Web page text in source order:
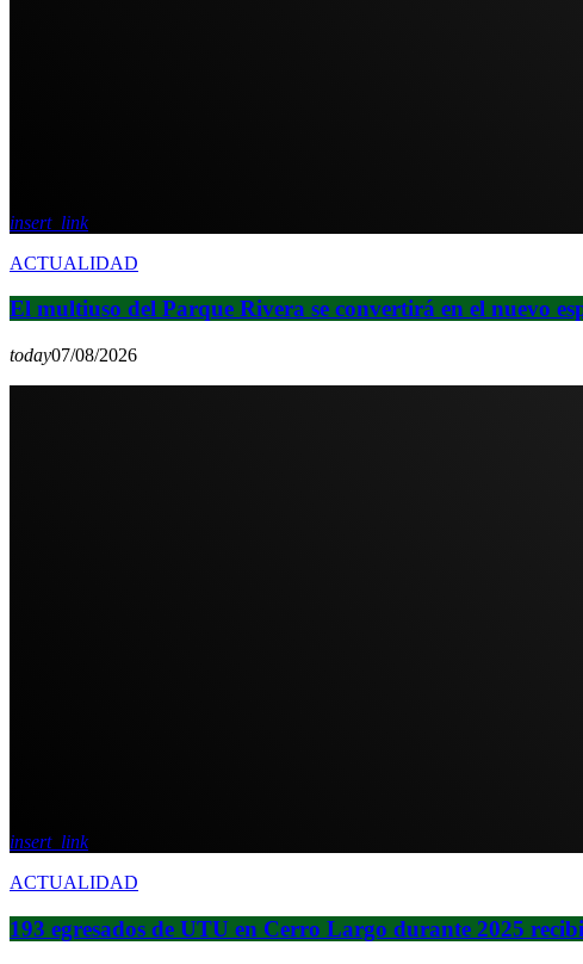
insert_link
ACTUALIDAD
El multiuso del Parque Rivera se convertirá en el nuevo
today07/08/2026
insert_link
ACTUALIDAD
193 egresados de UTU en Cerro Largo durante 2025